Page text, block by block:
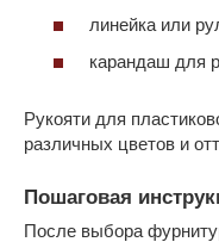
линейка или
карандаш для
Рукояти для
различных цветов и
Пошаговая
После выбора